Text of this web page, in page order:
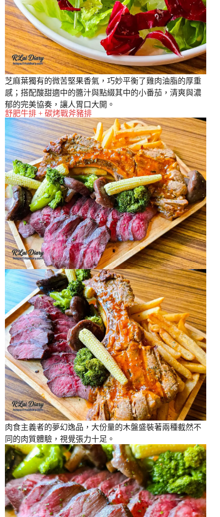
芝麻葉獨有的微苦堅果香氣，巧妙平衡了雞肉油脂的厚重
感；搭配酸甜適中的醬汁與點綴其中的小番茄，清爽與濃
郁的完美協奏，讓人胃口大開。
舒肥牛排 + 碳烤戰斧豬排
肉食主義者的夢幻逸品，大份量的木盤盛裝著兩種截然不
同的肉質體驗，視覺張力十足。